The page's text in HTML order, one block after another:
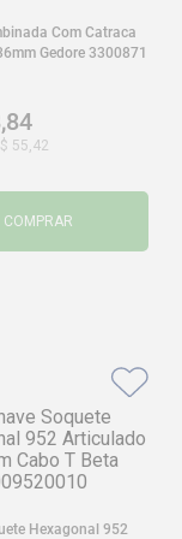
Com Catraca
Gedore 3300871
,84
55,42
COMPRAR
Hexagonal 952